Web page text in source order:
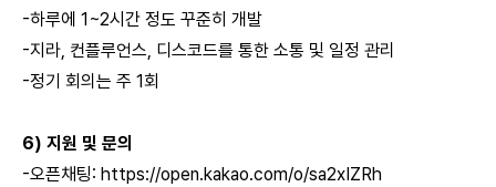
-하루에 1~2시간 정도 꾸준히 개발
-지라, 컨플루언스, 디스코드를 통한 소통 및 일정 관리
-정기 회의는 주 1회
6) 지원 및 문의
-오픈채팅: https://open.kakao.com/o/sa2xIZRh